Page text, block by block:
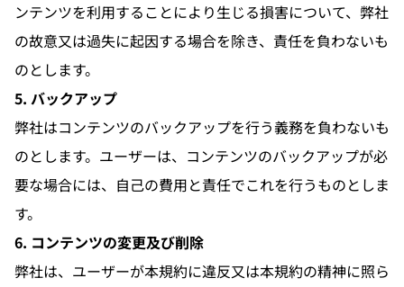
ンテンツを利用することにより生じる損害について、弊社
の故意又は過失に起因する場合を除き、責任を負わないも
のとします。
5. バックアップ
弊社はコンテンツのバックアップを行う義務を負わないも
のとします。ユーザーは、コンテンツのバックアップが必
要な場合には、自己の費用と責任でこれを行うものとしま
す。
6. コンテンツの変更及び削除
弊社は、ユーザーが本規約に違反又は本規約の精神に照ら